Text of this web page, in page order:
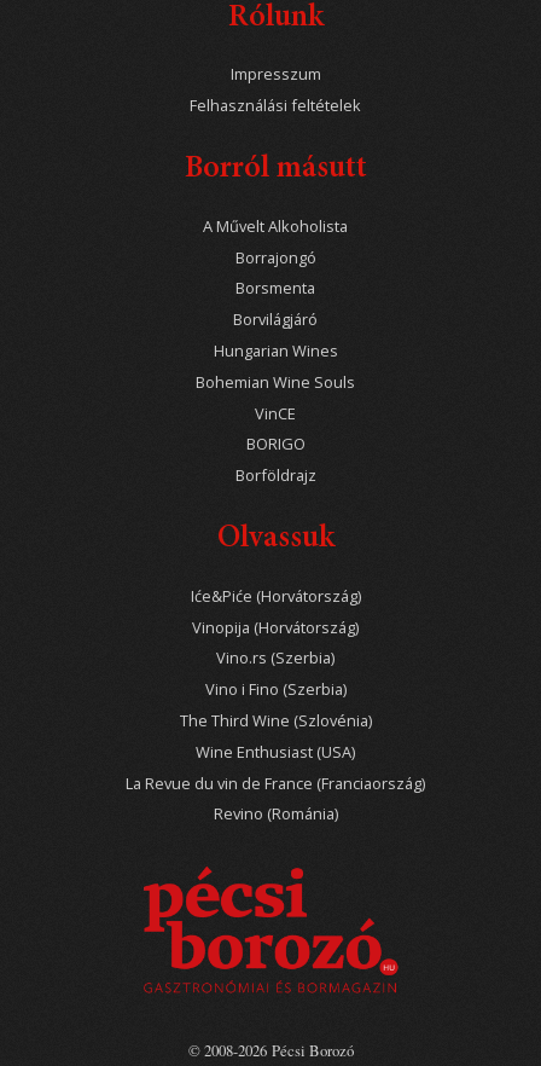
Rólunk
Impresszum
Felhasználási feltételek
Borról másutt
A Művelt Alkoholista
Borrajongó
Borsmenta
Borvilágjáró
Hungarian Wines
Bohemian Wine Souls
VinCE
BORIGO
Borföldrajz
Olvassuk
Iće&Piće (Horvátország)
Vinopija (Horvátország)
Vino.rs (Szerbia)
Vino i Fino (Szerbia)
The Third Wine (Szlovénia)
Wine Enthusiast (USA)
La Revue du vin de France (Franciaország)
Revino (Románia)
© 2008-2026 Pécsi Borozó